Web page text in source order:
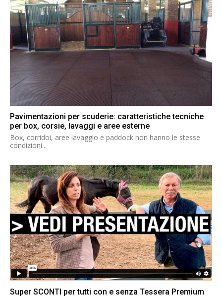
Pavimentazioni per scuderie: caratteristiche tecniche
per box, corsie, lavaggi e aree esterne
Box, corridoi, aree lavaggio e paddock non hanno le stesse
condizioni...
Super SCONTI per tutti con e senza Tessera Premium